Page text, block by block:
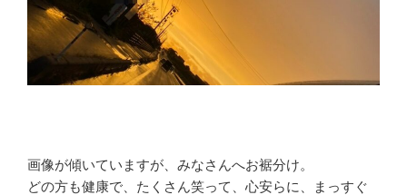
画像が傾いていますが、みなさんへお裾分け。
どの方も健康で、たくさん笑って、心安らに、まっすぐ